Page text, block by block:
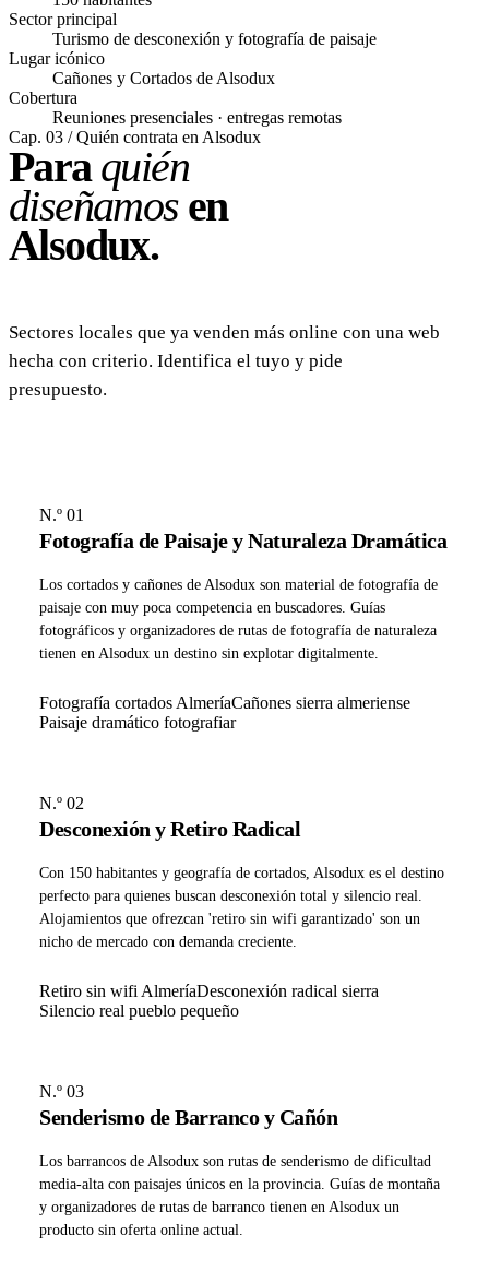
Sector principal
Turismo de desconexión y fotografía de paisaje
Lugar icónico
Cañones y Cortados de Alsodux
Cobertura
Reuniones presenciales · entregas remotas
Cap. 03 / Quién contrata en Alsodux
Paraquién
diseñamosen
Alsodux.
Sectores locales que ya venden más online con una web
hecha con criterio. Identifica el tuyo y pide
presupuesto.
N.º 01
Fotografía de Paisaje y Naturaleza Dramática
Los cortados y cañones de Alsodux son material de fotografía de
paisaje con muy poca competencia en buscadores. Guías
fotográficos y organizadores de rutas de fotografía de naturaleza
tienen en Alsodux un destino sin explotar digitalmente.
Fotografía cortados AlmeríaCañones sierra almeriense
Paisaje dramático fotografiar
N.º 02
Desconexión y Retiro Radical
Con 150 habitantes y geografía de cortados, Alsodux es el destino
perfecto para quienes buscan desconexión total y silencio real.
Alojamientos que ofrezcan 'retiro sin wifi garantizado' son un
nicho de mercado con demanda creciente.
Retiro sin wifi AlmeríaDesconexión radical sierra
Silencio real pueblo pequeño
N.º 03
Senderismo de Barranco y Cañón
Los barrancos de Alsodux son rutas de senderismo de dificultad
media-alta con paisajes únicos en la provincia. Guías de montaña
y organizadores de rutas de barranco tienen en Alsodux un
producto sin oferta online actual.